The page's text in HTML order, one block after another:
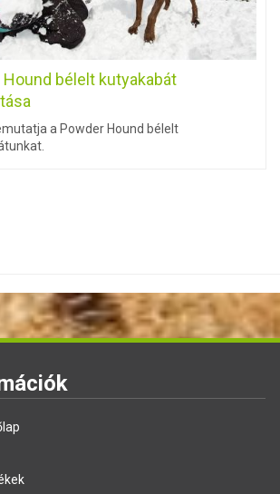
Hound bélelt kutyakabát
a Powder Hound bélelt